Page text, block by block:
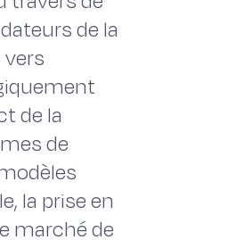
de la
de la
de
la prise en
marché de